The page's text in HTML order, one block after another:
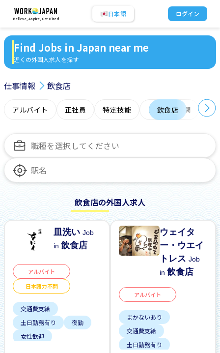
Believe, Aspire, Get Hired
日本語 ログイン
Find Jobs in Japan near me
近くの外国人求人を探す
仕事情報 飲食店
アルバイト 正社員 特定技能 日本語力不問 オ
飲食店
飲食店の外国人求人
皿洗いJob
in飲食店
アルバイト
日本語力不問
交通費支給
土日勤務有り
夜勤
女性歓迎
ウェイタ
ー・ウエイ
トレスJob
in飲食店
アルバイト
まかないあり
交通費支給
土日勤務有り